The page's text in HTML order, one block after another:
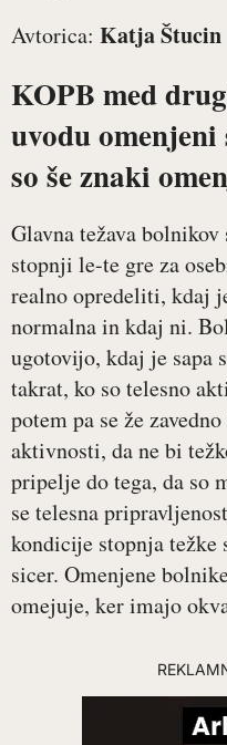
Avtorica: Katja Štucin
KOPB med
uvodu
so še znaki
Glavna težava
stopnji le-te gre za
realno opredeliti, kdaj
normalna in kdaj ni.
ugotovijo, kdaj je sapa
takrat, ko so telesno
potem pa se že
aktivnosti, da ne bi
pripelje do tega, da so
se telesna
kondicije stopnja težke
sicer. Omenjene
omejuje, ker imajo